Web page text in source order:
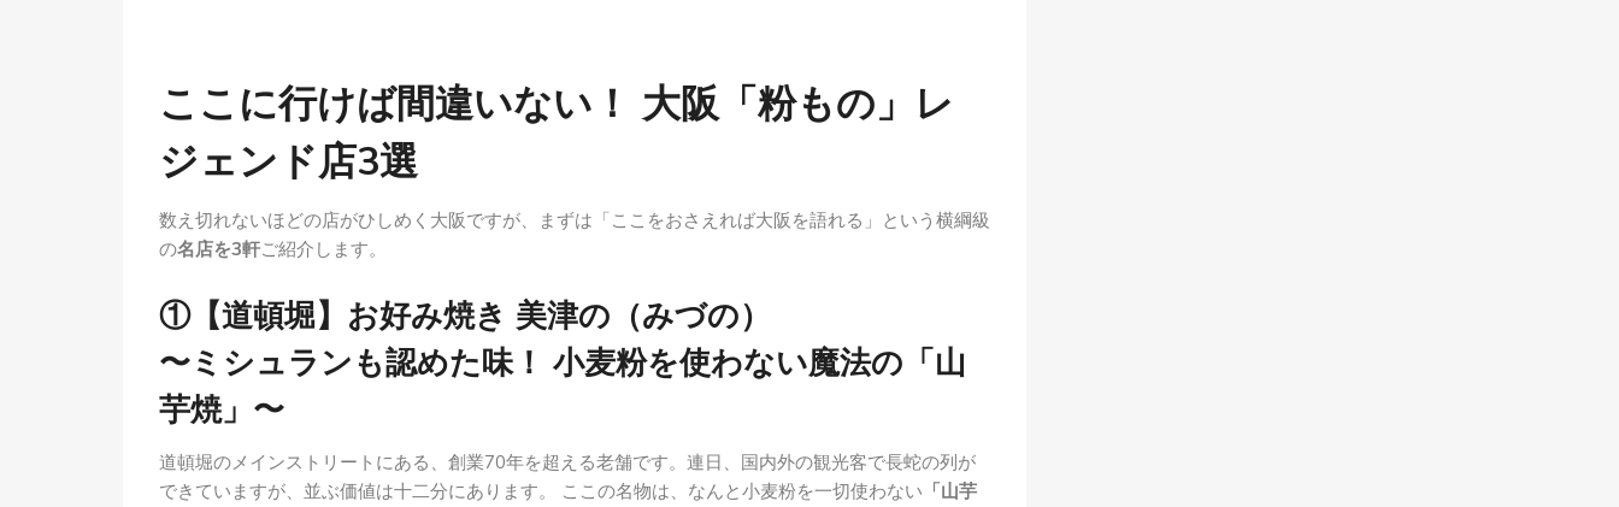
ここに行けば間違いない！ 大阪「粉もの」レ
ジェンド店3選
数え切れないほどの店がひしめく大阪ですが、まずは「ここをおさえれば大阪を語れる」という横綱級
の名店を3軒ご紹介します。
①【道頓堀】お好み焼き 美津の（みづの）
〜ミシュランも認めた味！ 小麦粉を使わない魔法の「山
芋焼」〜
道頓堀のメインストリートにある、創業70年を超える老舗です。連日、国内外の観光客で長蛇の列が
できていますが、並ぶ価値は十二分にあります。 ここの名物は、なんと小麦粉を一切使わない 「山芋